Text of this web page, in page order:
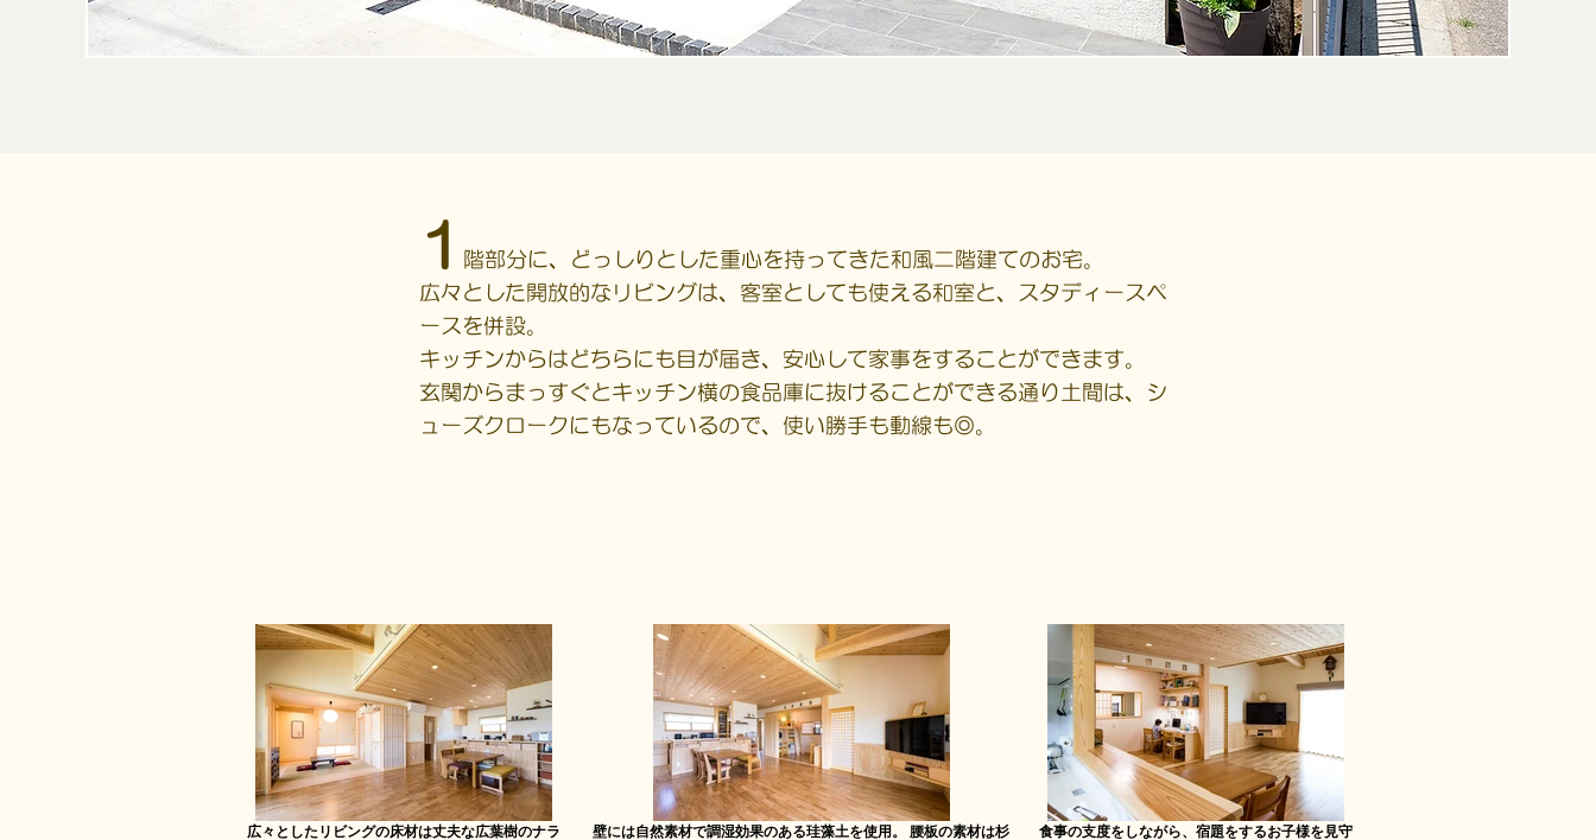
1
階部分に、どっしりとした重心を持ってきた和風二階建てのお宅。
広々とした開放的なリビングは、客室としても使える和室と、スタディースペ
ースを併設。
キッチンからはどちらにも目が届き、安心して家事をすることができます。
玄関からまっすぐとキッチン横の食品庫に抜けることができる通り土間は、シ
ューズクロークにもなっているので、使い勝手も動線も◎。
広々としたリビングの床材は丈夫な広葉樹のナラ
壁には自然素材で調湿効果のある珪藻土を使用。 腰板の素材は杉
食事の支度をしながら、宿題をするお子様を見守